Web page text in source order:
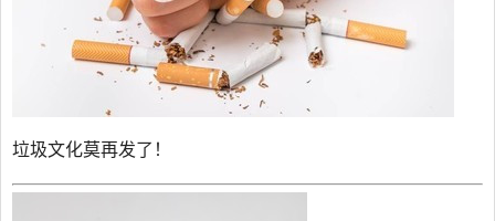
垃圾文化莫再发了！